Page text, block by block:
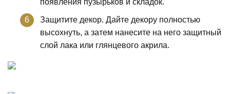
появления пузырьков и складок.
Защитите декор. Дайте декору полностью
высохнуть, а затем нанесите на него защитный
слой лака или глянцевого акрила.